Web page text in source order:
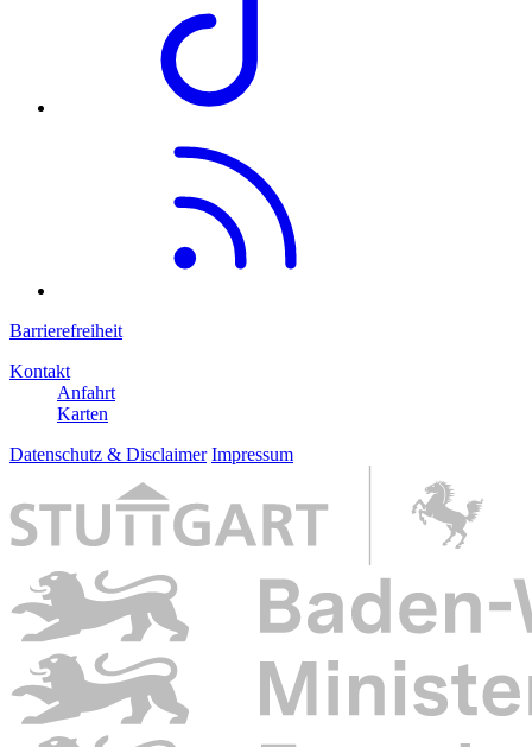
Barrierefreiheit
Kontakt
Anfahrt
Karten
Datenschutz & Disclaimer Impressum